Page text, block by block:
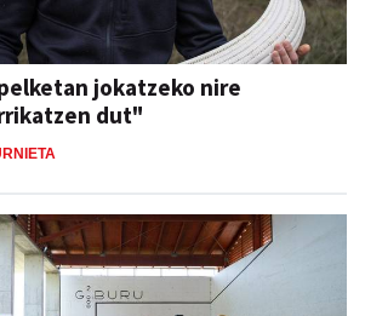
jokatzeko nire
dut"